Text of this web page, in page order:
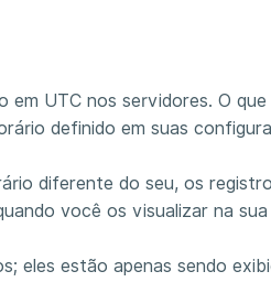
UTC nos servidores. O
definido em suas
diferente do seu, os
você os visualizar na
eles estão apenas sendo